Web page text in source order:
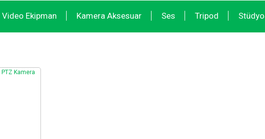
Video Ekipman Kamera Aksesuar Ses Tripod